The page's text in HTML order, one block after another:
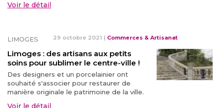
Voir le détail
LIMOGES 29 octobre 2021 | Commerces & Artisanat
Limoges : des artisans aux petits
soins pour sublimer le centre-ville !
Des designers et un porcelainier ont
souhaité s'associer pour restaurer de
manière originale le patrimoine de la ville.